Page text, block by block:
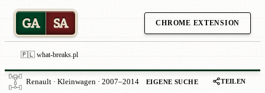
GA SA CHROME EXTENSION
🇵🇱 what-breaks.pl
Renault · Kleinwagen · 2007–2014 EIGENE SUCHE TEILEN